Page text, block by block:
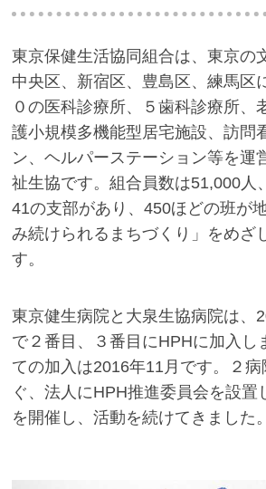
東京保健生活協同組合は、東京の
中央区、新宿区、豊島区、練馬区
０の医科診療所、５歯科診療所、
護小規模多機能型居宅施設、訪問
ン、ヘルパーステーション等を運
祉生協です。組合員数は51,000人
41の支部があり、450ほどの班が
み続けられるまちづくり」をめざ
す。
東京健生病院と大泉生協病院は、
で２番目、３番目にHPHに加入し
ての加入は2016年11月です。２
ぐ、法人にHPH推進委員会を設置
を開催し、活動を続けてきました。